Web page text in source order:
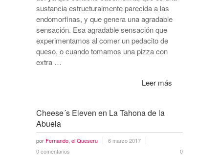
sustancia estructuralmente parecida a las
endomorfinas, y que genera una agradable
sensación. Esa agradable sensación que
experimentamos al comer un pedacito de
queso, o cuando tomamos una pizza con
extra …
Leer más
Cheese´s Eleven en La Tahona de la
Abuela
por Fernando, el Queseru
6 marzo 2017
0 comentarios
0